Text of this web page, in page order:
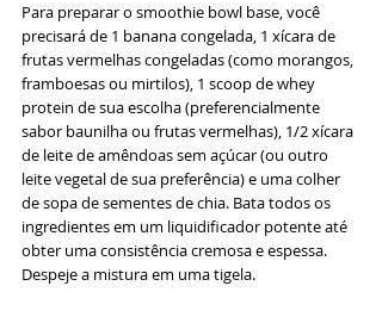
Para preparar o smoothie bowl base, você
precisará de 1 banana congelada, 1 xícara de
frutas vermelhas congeladas (como morangos,
framboesas ou mirtilos), 1 scoop de whey
protein de sua escolha (preferencialmente
sabor baunilha ou frutas vermelhas), 1/2 xícara
de leite de amêndoas sem açúcar (ou outro
leite vegetal de sua preferência) e uma colher
de sopa de sementes de chia. Bata todos os
ingredientes em um liquidificador potente até
obter uma consistência cremosa e espessa.
Despeje a mistura em uma tigela.